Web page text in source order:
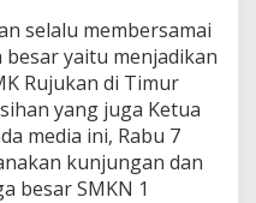
selalu membersamai
yaitu menjadikan
Rujukan di Timur
yang juga Ketua
media ini, Rabu 7
kunjungan dan
besar SMKN 1